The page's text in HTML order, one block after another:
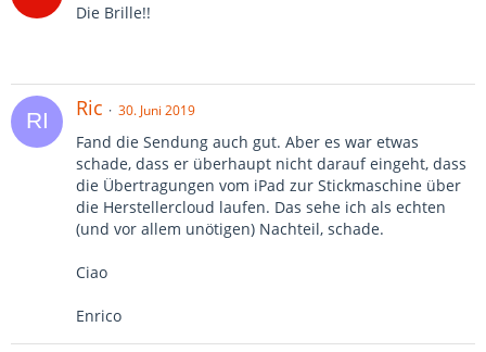
Die Brille!!
Ric 30. Juni 2019
Fand die Sendung auch gut. Aber es war etwas
schade, dass er überhaupt nicht darauf eingeht, dass
die Übertragungen vom iPad zur Stickmaschine über
die Herstellercloud laufen. Das sehe ich als echten
(und vor allem unötigen) Nachteil, schade.
Ciao
Enrico